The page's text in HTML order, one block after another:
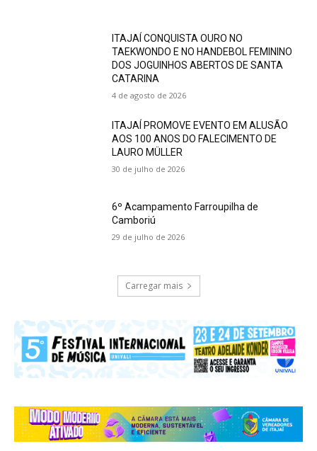
ITAJAÍ CONQUISTA OURO NO
TAEKWONDO E NO HANDEBOL FEMININO
DOS JOGUINHOS ABERTOS DE SANTA
CATARINA
4 de agosto de 2026
ITAJAÍ PROMOVE EVENTO EM ALUSÃO
AOS 100 ANOS DO FALECIMENTO DE
LAURO MÜLLER
30 de julho de 2026
6º Acampamento Farroupilha de
Camboriú
29 de julho de 2026
Carregar mais